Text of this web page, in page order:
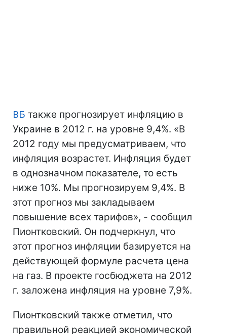
ВБ также прогнозирует инфляцию в
Украине в 2012 г. на уровне 9,4%. «В
2012 году мы предусматриваем, что
инфляция возрастет. Инфляция будет
в однозначном показателе, то есть
ниже 10%. Мы прогнозируем 9,4%. В
этот прогноз мы закладываем
повышение всех тарифов», - сообщил
Пионтковский. Он подчеркнул, что
этот прогноз инфляции базируется на
действующей формуле расчета цена
на газ. В проекте госбюджета на 2012
г. заложена инфляция на уровне 7,9%.
Пионтковский также отметил, что
правильной реакцией экономической